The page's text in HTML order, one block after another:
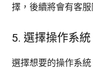
擇，後續將會有客
5. 選擇操作系
選擇想要的操作系